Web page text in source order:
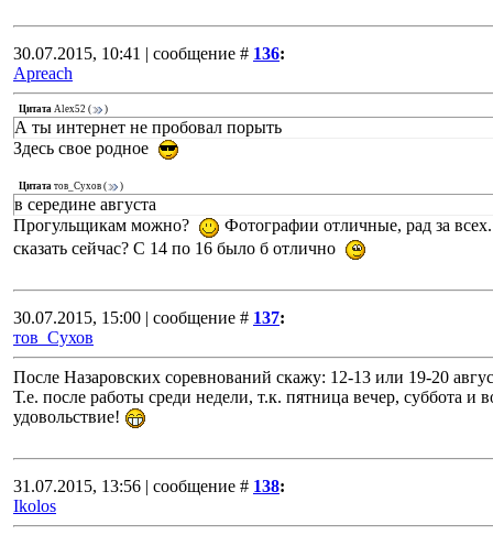
30.07.2015, 10:41 | сообщение # 136:
Apreach
Цитата Alex52 ( )
А ты интернет не пробовал порыть
Здесь свое родное
Цитата тов_Сухов ( )
в середине августа
Прогульщикам можно?
Фотографии отличные, рад за
сказать сейчас? С 14 по 16 было б отлично
30.07.2015, 15:00 | сообщение # 137:
тов_Сухов
После Назаровских соревнований скажу: 12-13 или 19-20
Т.е. после работы среди недели, т.к. пятница вечер, суббота и
удовольствие!
31.07.2015, 13:56 | сообщение # 138:
Ikolos